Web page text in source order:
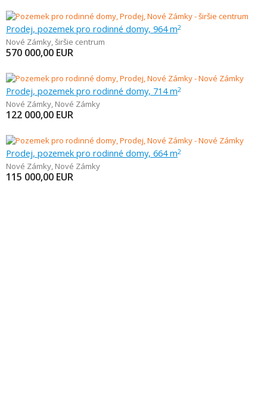
Prodej, pozemek pro rodinné domy, 964 m2
Nové Zámky,širšie centrum
570 000,00 EUR
Prodej, pozemek pro rodinné domy, 714 m2
Nové Zámky, Nové Zámky
122 000,00 EUR
Prodej, pozemek pro rodinné domy, 664 m2
Nové Zámky, Nové Zámky
115 000,00 EUR